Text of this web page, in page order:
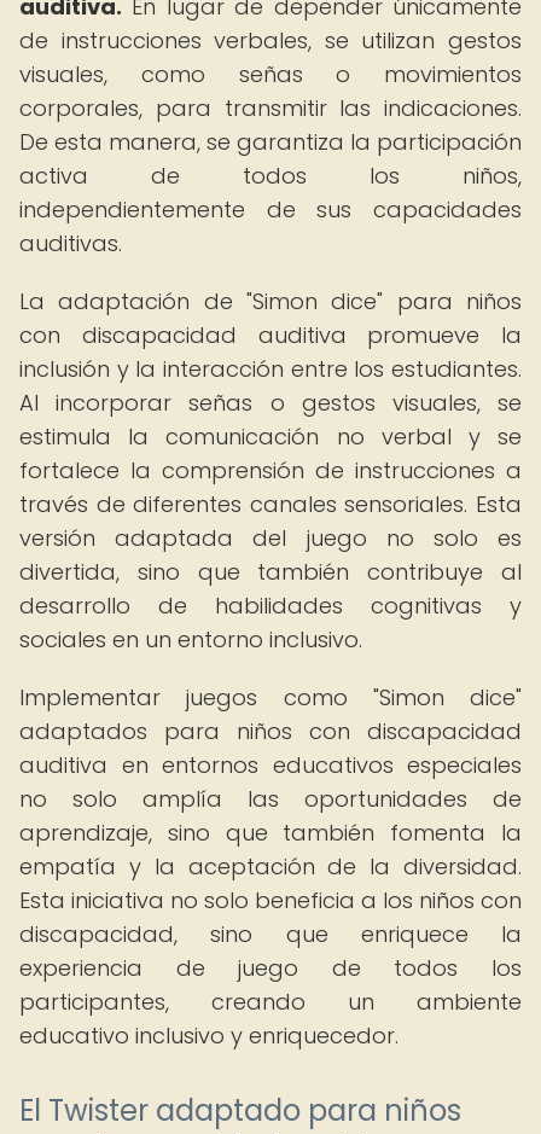
auditiva. En lugar de depender únicamente
de instrucciones verbales, se utilizan gestos
visuales, como señas o movimientos
corporales, para transmitir las indicaciones.
De esta manera, se garantiza la participación
activa de todos los niños,
independientemente de sus capacidades
auditivas.
La adaptación de "Simon dice" para niños
con discapacidad auditiva promueve la
inclusión y la interacción entre los estudiantes.
Al incorporar señas o gestos visuales, se
estimula la comunicación no verbal y se
fortalece la comprensión de instrucciones a
través de diferentes canales sensoriales. Esta
versión adaptada del juego no solo es
divertida, sino que también contribuye al
desarrollo de habilidades cognitivas y
sociales en un entorno inclusivo.
Implementar juegos como "Simon dice"
adaptados para niños con discapacidad
auditiva en entornos educativos especiales
no solo amplía las oportunidades de
aprendizaje, sino que también fomenta la
empatía y la aceptación de la diversidad.
Esta iniciativa no solo beneficia a los niños con
discapacidad, sino que enriquece la
experiencia de juego de todos los
participantes, creando un ambiente
educativo inclusivo y enriquecedor.
El Twister adaptado para niños